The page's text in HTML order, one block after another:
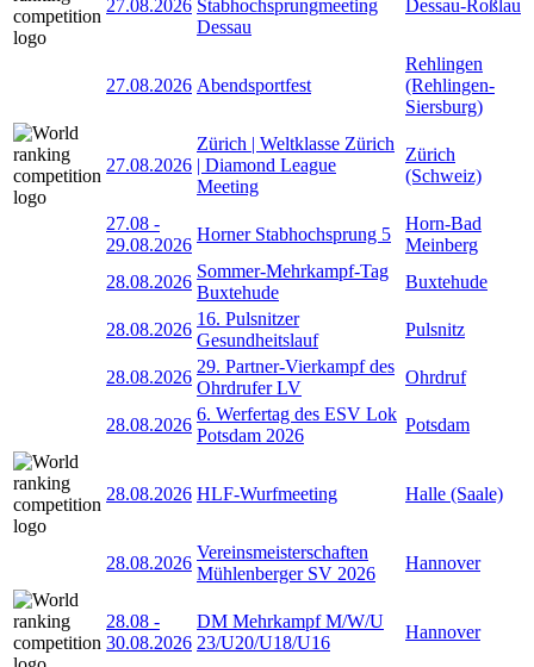
27.08.2026 Stabhochsprungmeeting
Dessau
Dessau-Roßlau
27.08.2026 Abendsportfest
Rehlingen
(Rehlingen-
Siersburg)
27.08.2026
Zürich | Weltklasse Zürich
| Diamond League
Meeting
Zürich
(Schweiz)
27.08 -
29.08.2026
Horner Stabhochsprung 5
Horn-Bad
Meinberg
28.08.2026
Sommer-Mehrkampf-Tag
Buxtehude
Buxtehude
28.08.2026
16. Pulsnitzer
Gesundheitslauf
Pulsnitz
28.08.2026
29. Partner-Vierkampf des
Ohrdrufer LV
Ohrdruf
28.08.2026
6. Werfertag des ESV Lok
Potsdam 2026
Potsdam
28.08.2026 HLF-Wurfmeeting Halle (Saale)
28.08.2026
Vereinsmeisterschaften
Mühlenberger SV 2026
Hannover
28.08 -
30.08.2026
DM Mehrkampf M/W/U
23/U20/U18/U16
Hannover